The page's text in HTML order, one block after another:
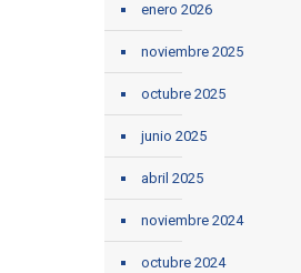
enero 2026
noviembre 2025
octubre 2025
junio 2025
abril 2025
noviembre 2024
octubre 2024